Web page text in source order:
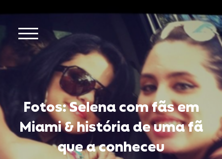
Fotos: Selena com fãs em
Miami & história de uma fã
que a conheceu